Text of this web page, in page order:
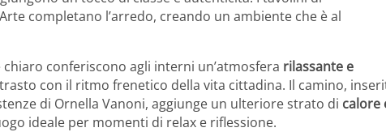
completano l’arredo, creando un ambiente che è al
conferiscono agli interni un’atmosfera rilassante e
con il ritmo frenetico della vita cittadina. Il camino,
di Ornella Vanoni, aggiunge un ulteriore strato di calore
ideale per momenti di relax e riflessione.